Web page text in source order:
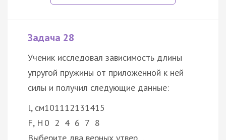
Задача 28
Ученик исследовал зависимость длины
упругой пружины от приложенной к ней
силы и получил следующие данные:
l, см101112131415
F, Н 0 2 4 6 7 8